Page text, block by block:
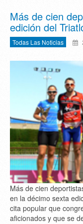
Más de cien
edición del
Todas Las Noticias
Más de cien
en la décimo sexta
cita popular que
aficionados y que se